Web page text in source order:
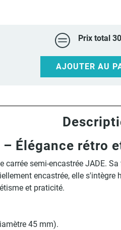
Prix total
AJOUTER AU
– Élégance rétro
semi-encastrée JADE.
encastrée, elle
et praticité.
45 mm).